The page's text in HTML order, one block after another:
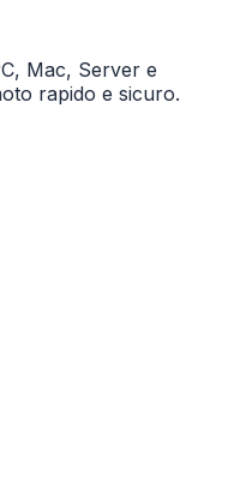
Mac, Server e
rapido e sicuro.